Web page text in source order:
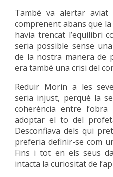
També va alertar aviat
comprenent abans que
havia trencat l’equilibri
seria possible sense
de la nostra manera de
era també una crisi del
Reduir Morin a les
seria injust, perquè la
coherència entre
adoptar el to del
Desconfiava dels qui
preferia definir-se com
Fins i tot en els seus
intacta la curiositat de